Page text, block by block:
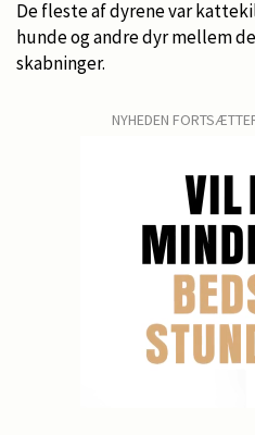
De fleste af dyrene var
hunde og andre dyr mellem
skabninger.
NYHEDEN